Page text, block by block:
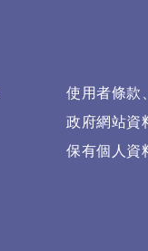
使用者條款
政府網站資
保有個人資